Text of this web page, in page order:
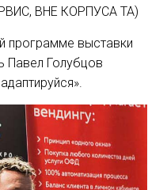
ВНЕ КОРПУСА ТА)
программе выставки
Павел Голубцов